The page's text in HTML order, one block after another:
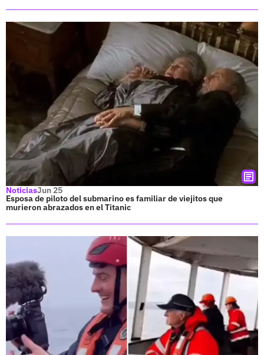
NoticiasJun 25
Esposa de piloto del submarino es familiar de viejitos que
murieron abrazados en el Titanic